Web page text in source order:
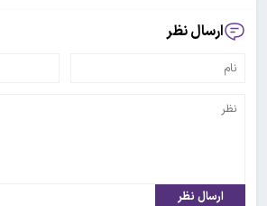
ارسال نظر
ارسال نظر